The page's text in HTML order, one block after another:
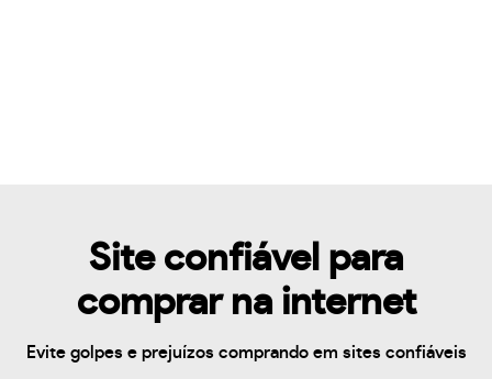
Site confiável para
comprar na internet
Evite golpes e prejuízos comprando em sites confiáveis